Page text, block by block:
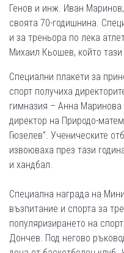
Генов и инж. Иван
своята 70-годишнина.
и за треньора по лека
Михаил Кьошев, който
Специални плакети за
спорт получиха
гимназия – Анна
директор на Природо-
Гюзелев”. Ученическите
извоюваха през тази
и хандбал.
Специална награда на
възпитание и спорта за
популяризирането на
Дончев. Под негово